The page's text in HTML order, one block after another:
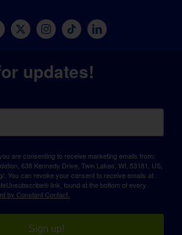
updates!
are consenting to receive marketing emails from:
638 Kennedy Drive, Twin Lakes, WI, 53181, US,
. You can revoke your consent to receive emails at
link, found at the bottom of every
by Constant Contact.
Sign up!